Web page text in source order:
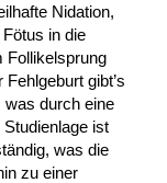
Nidation,
in die
Follikelsprung
gibt’s
was durch eine
ist
was die
zu einer